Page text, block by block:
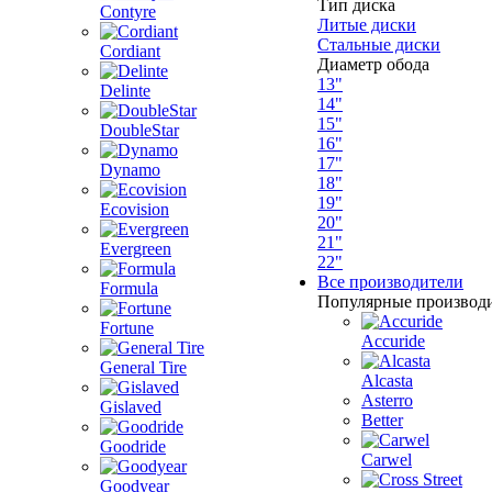
Contyre
Cordiant
Delinte
DoubleStar
Dynamo
Ecovision
Evergreen
Formula
Fortune
General Tire
Gislaved
Goodride
Goodyear
Тип диска
Литые диски
Стальные диски
Диаметр обода
13"
14"
15"
16"
17"
18"
19"
20"
21"
22"
Все производители
Популярные
Accuride
Alcasta
Asterro
Better
Carwel